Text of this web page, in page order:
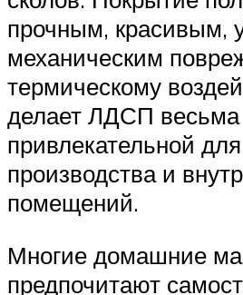
прочным, красивым,
механическим
термическому
делает ЛДСП весьма
привлекательной
производства и
помещений.
Многие домашние
предпочитают